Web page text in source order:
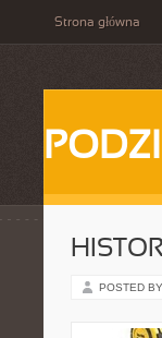
Strona główna
POSTED